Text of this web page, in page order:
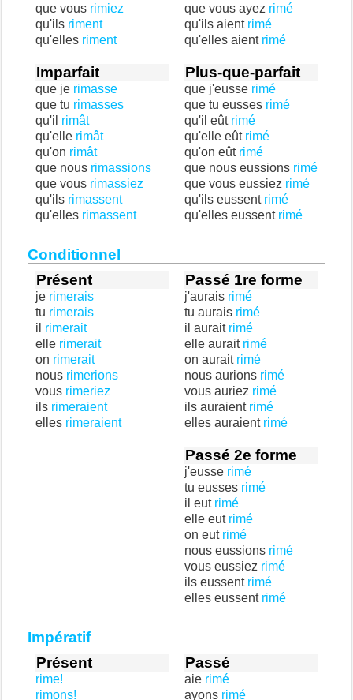
que vous rimiez
qu'ils riment
qu'elles riment
que vous ayez rimé
qu'ils aient rimé
qu'elles aient rimé
Imparfait
que je rimasse
que tu rimasses
qu'il rimât
qu'elle rimât
qu'on rimât
que nous rimassions
que vous rimassiez
qu'ils rimassent
qu'elles rimassent
Plus-que-parfait
que j'eusse rimé
que tu eusses rimé
qu'il eût rimé
qu'elle eût rimé
qu'on eût rimé
que nous eussions rimé
que vous eussiez rimé
qu'ils eussent rimé
qu'elles eussent rimé
Conditionnel
Présent
je rimerais
tu rimerais
il rimerait
elle rimerait
on rimerait
nous rimerions
vous rimeriez
ils rimeraient
elles rimeraient
Passé 1re forme
j'aurais rimé
tu aurais rimé
il aurait rimé
elle aurait rimé
on aurait rimé
nous aurions rimé
vous auriez rimé
ils auraient rimé
elles auraient rimé
Passé 2e forme
j'eusse rimé
tu eusses rimé
il eut rimé
elle eut rimé
on eut rimé
nous eussions rimé
vous eussiez rimé
ils eussent rimé
elles eussent rimé
Impératif
Présent
rime!
rimons!
Passé
aie rimé
ayons rimé